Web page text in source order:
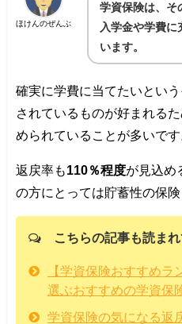
ほけんのぜんぶ
学資保険は、そ
入学金や学費に
います。
確実に学費に当てたいとい
されているものが好まれる
められていることが多いです
返戻率も110％程度が見込め
の方にとっては貯蓄性の保
こちらの記事も読ま
【学資保険おすすめ
選ぶおすすめの学資保
学資保険の気になる返